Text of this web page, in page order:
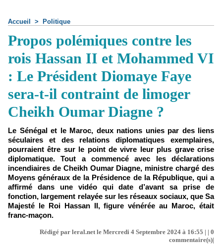
Accueil > Politique
Propos polémiques contre les
rois Hassan II et Mohammed VI
: Le Président Diomaye Faye
sera-t-il contraint de limoger
Cheikh Oumar Diagne ?
Le Sénégal et le Maroc, deux nations unies par des liens
séculaires et des relations diplomatiques exemplaires,
pourraient être sur le point de vivre leur plus grave crise
diplomatique. Tout a commencé avec les déclarations
incendiaires de Cheikh Oumar Diagne, ministre chargé des
Moyens généraux de la Présidence de la République, qui a
affirmé dans une vidéo qui date d’avant sa prise de
fonction, largement relayée sur les réseaux sociaux, que Sa
Majesté le Roi Hassan II, figure vénérée au Maroc, était
franc-maçon.
Rédigé par leral.net le Mercredi 4 Septembre 2024 à 16:55 | | 0
commentaire(s)|